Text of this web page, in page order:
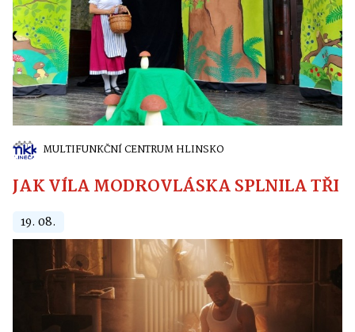
MULTIFUNKČNÍ CENTRUM HLINSKO
JAK VÍLA MODROVLÁSKA SPLNILA
19. 08.